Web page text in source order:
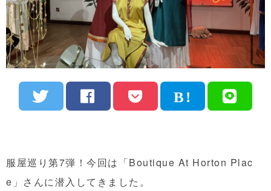
服屋巡り第7弾！今回は「Boutique At Horton Plac
e」さんに潜入してきました。